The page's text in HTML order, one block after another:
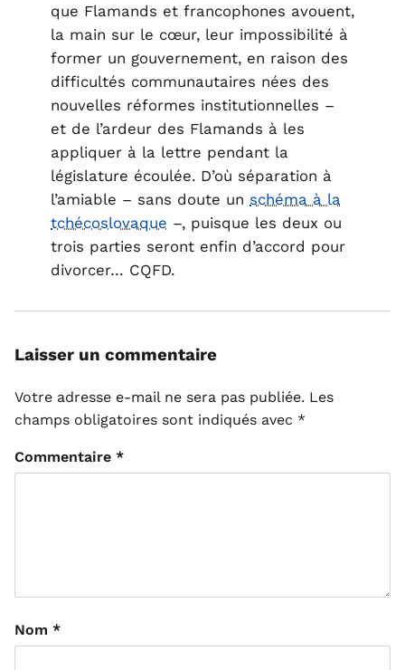
que Flamands et francophones avouent,
la main sur le cœur, leur impossibilité à
former un gouvernement, en raison des
difficultés communautaires nées des
nouvelles réformes institutionnelles –
et de l’ardeur des Flamands à les
appliquer à la lettre pendant la
législature écoulée. D’où séparation à
l’amiable – sans doute un schéma à la
tchécoslovaque –, puisque les deux ou
trois parties seront enfin d’accord pour
divorcer… CQFD.
Laisser un commentaire
Votre adresse e-mail ne sera pas publiée. Les
champs obligatoires sont indiqués avec *
Commentaire *
Nom *